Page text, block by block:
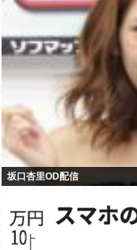
坂口杏里OD配信